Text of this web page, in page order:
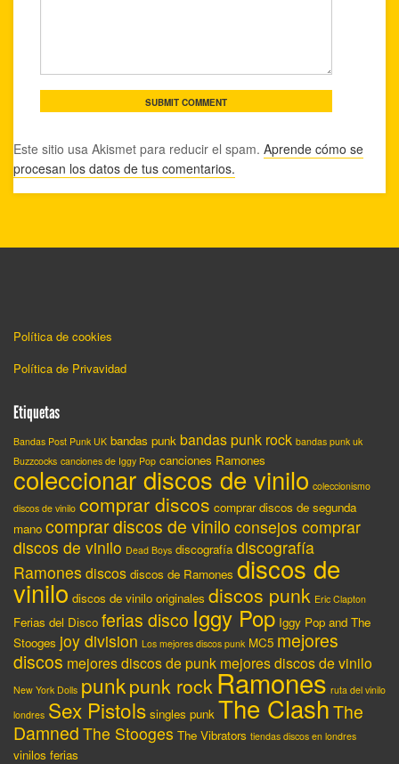
Este sitio usa Akismet para reducir el spam. Aprende cómo se
procesan los datos de tus comentarios.
Política de cookies
Política de Privavidad
Etiquetas
Bandas Post Punk UK bandas punk bandas punk rock bandas punk uk
Buzzcocks canciones de Iggy Pop canciones Ramones
coleccionar discos de vinilo coleccionismo
discos de vinilo comprar discos comprar discos de segunda
mano comprar discos de vinilo consejos comprar
discos de vinilo Dead Boys discografía discografía
Ramones discos discos de Ramones discos de
vinilo discos de vinilo originales discos punk Eric Clapton
Ferias del Disco ferias disco Iggy Pop Iggy Pop and The
Stooges joy division Los mejores discos punk MC5 mejores
discos mejores discos de punk mejores discos de vinilo
New York Dolls punkpunk rock Ramones ruta del vinilo
londres Sex Pistols singles punk The ClashThe
Damned The Stooges The Vibrators tiendas discos en londres
vinilos ferias